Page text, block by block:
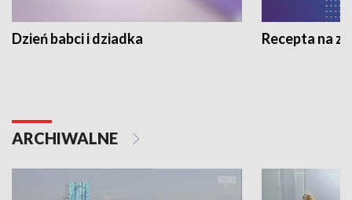
Dzień babci i dziadka Recepta na
ARCHIWALNE